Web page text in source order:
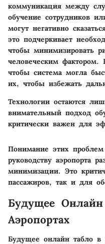
коммуникация между
обучение сотрудников
могут негативно
это подчеркивает
чтобы минимизировать
человеческим
чтобы система могла
их, чтобы избежать
Технологии остаются
внимательный подход
критически важен для
Понимание этих
руководству аэропорта
минимизации. Это
пассажиров, так и для
Будущее
Аэропортах
Будущее онлайн табло в